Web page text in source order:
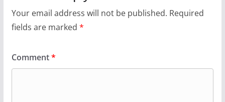
Your email address will not be published. Required
fields are marked *
Comment*